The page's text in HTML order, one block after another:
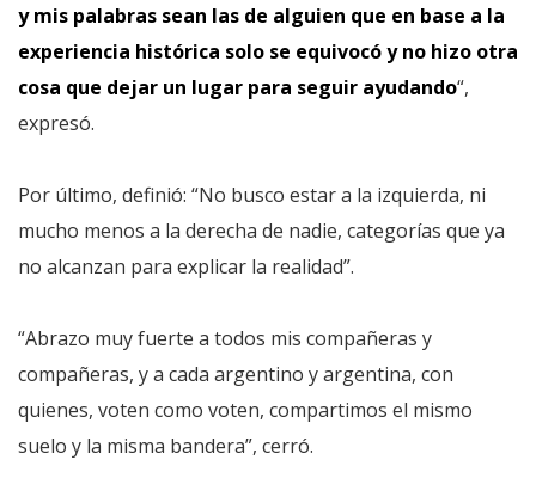
y mis palabras sean las de alguien que en base a la
experiencia histórica solo se equivocó y no hizo otra
cosa que dejar un lugar para seguir ayudando“,
expresó.
Por último, definió: “No busco estar a la izquierda, ni
mucho menos a la derecha de nadie, categorías que ya
no alcanzan para explicar la realidad”.
“Abrazo muy fuerte a todos mis compañeras y
compañeras, y a cada argentino y argentina, con
quienes, voten como voten, compartimos el mismo
suelo y la misma bandera”, cerró.